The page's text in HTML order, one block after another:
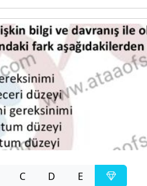
C D E